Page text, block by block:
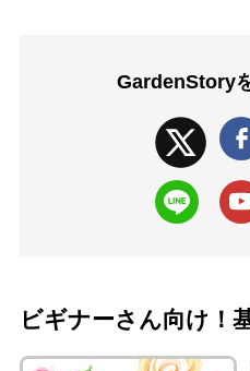
GardenStory
ビギナーさん向け！